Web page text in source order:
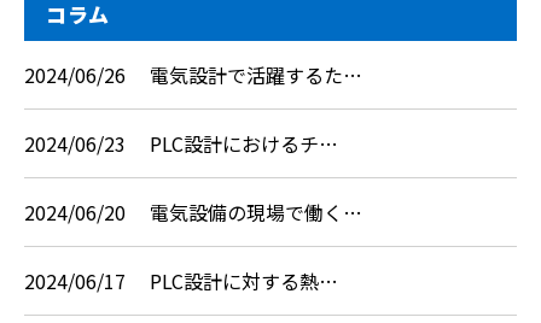
コラム
2024/06/26 電気設計で活躍するた…
2024/06/23 PLC設計におけるチ…
2024/06/20 電気設備の現場で働く…
2024/06/17 PLC設計に対する熱…